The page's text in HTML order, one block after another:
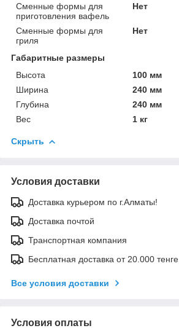
Сменные формы для
приготовления вафель
Нет
Сменные формы для
гриля
Нет
Габаритные размеры
Высота
100 мм
Ширина
240 мм
Глубина
240 мм
Вес
1 кг
Скрыть
Условия доставки
Доставка курьером по г.Алматы!
Доставка почтой
Транспортная компания
Бесплатная доставка от 20.000 тенге
Все условия доставки
Условия оплаты